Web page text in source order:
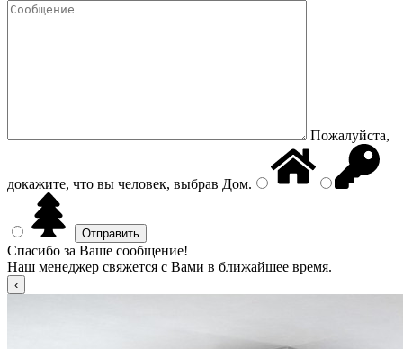
Пожалуйста,
докажите, что вы человек, выбрав Дом.
Спасибо за Ваше сообщение!
Наш менеджер свяжется с Вами в ближайшее время.